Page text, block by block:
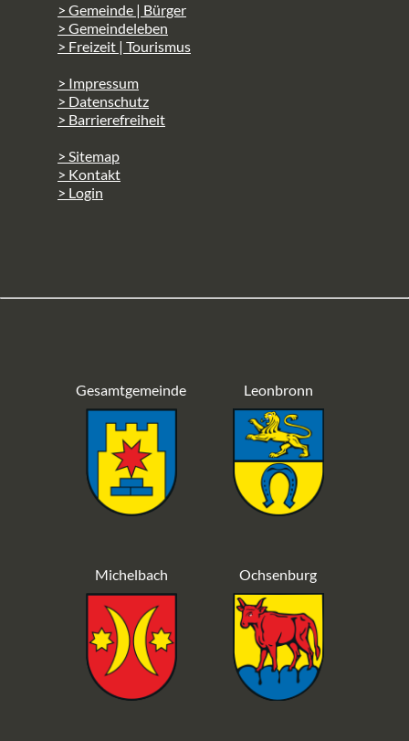
> Gemeinde | Bürger
> Gemeindeleben
> Freizeit | Tourismus
> Impressum
> Datenschutz
> Barrierefreiheit
> Sitemap
> Kontakt
> Login
Gesamtgemeinde Leonbronn
Michelbach Ochsenburg